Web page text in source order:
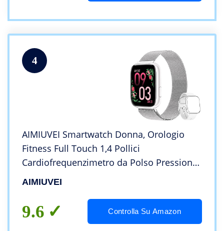
4
AIMIUVEI Smartwatch Donna, Orologio
Fitness Full Touch 1,4 Pollici
Cardiofrequenzimetro da Polso Pressione
Sanguigna Contapassi Calorie Notifiche
iOS Argento
AIMIUVEI
9.6 Controlla Su Amazon